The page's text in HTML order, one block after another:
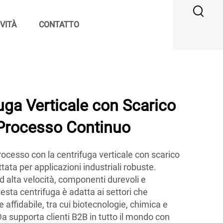
CONTATTO
Verticale con Scarico
Continuo
con la centrifuga verticale con scarico
per applicazioni industriali robuste.
alta velocità, componenti durevoli e
centrifuga è adatta ai settori che
affidabile, tra cui biotecnologie, chimica e
supporta clienti B2B in tutto il mondo con